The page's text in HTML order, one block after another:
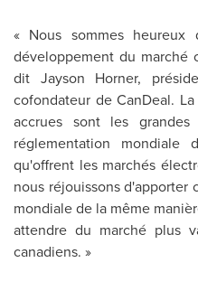
« Nous sommes
développement du marché
dit Jayson Horner,
cofondateur de CanDeal.
accrues sont les
réglementation mondiale
qu'offrent les marchés
nous réjouissons d'apporter
mondiale de la même
attendre du marché plus
canadiens. »